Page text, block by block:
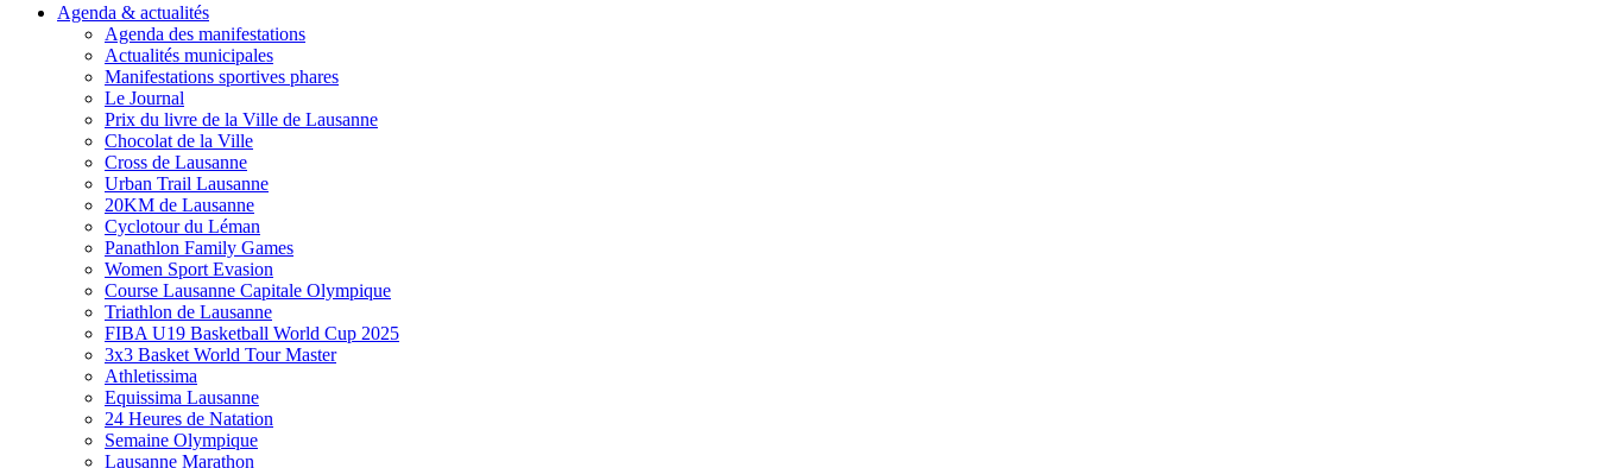
Agenda & actualités
Agenda des manifestations
Actualités municipales
Manifestations sportives phares
Le Journal
Prix du livre de la Ville de Lausanne
Chocolat de la Ville
Cross de Lausanne
Urban Trail Lausanne
20KM de Lausanne
Cyclotour du Léman
Panathlon Family Games
Women Sport Evasion
Course Lausanne Capitale Olympique
Triathlon de Lausanne
FIBA U19 Basketball World Cup 2025
3x3 Basket World Tour Master
Athletissima
Equissima Lausanne
24 Heures de Natation
Semaine Olympique
Lausanne Marathon